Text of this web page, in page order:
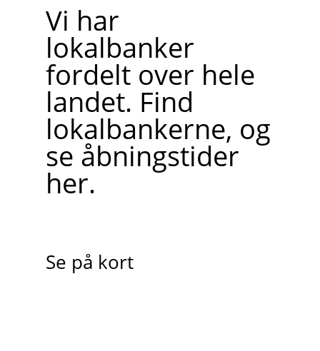
Vi har
lokalbanker
fordelt over hele
landet. Find
lokalbankerne, og
se åbningstider
her.
Se på kort